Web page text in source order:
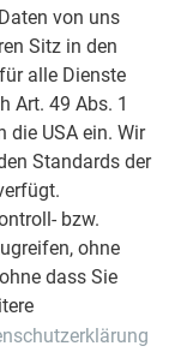
von uns
Sitz in den
alle Dienste
Art. 49 Abs. 1
die USA ein. Wir
Standards der
bzw.
ohne
dass Sie